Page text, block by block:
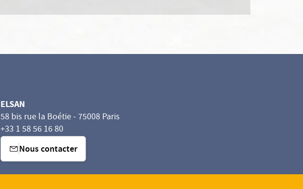
ELSAN
58 bis rue la Boétie - 75008 Paris
+33 1 58 56 16 80
Nous contacter